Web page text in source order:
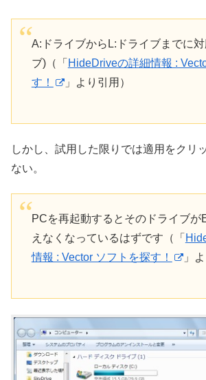
A:ドライブからL:ドライブまでに
ブ)（「 HideDriveの詳細情報 :
す！
」より引用）
しかし、試用した限りでは適用をクリ
ない。
PCを再起動するとそのドライブが
えなくなっているはずです（「
情報 : Vector ソフトを探す！
」よ